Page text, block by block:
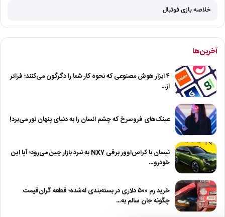
خلاصه بازی فوتبال
آخرین‌ها
۴ ابزار هوش مصنوعی که نحوه کار شما را دگرگون می‌کنند؛ فراتر
از…
عینک‌های فروسرخ که چشم انسان را به دنیای پنهان نور می‌برد!
نیسان با کراس‌اوور برقی NX7 به نبرد بازار چین می‌رود؛ آیا این
خودرو…
خرید رم ۵۰۰ دلاری در بسته‌بندی له‌شده؛ قطعه گران‌قیمت
چگونه جان سالم به…